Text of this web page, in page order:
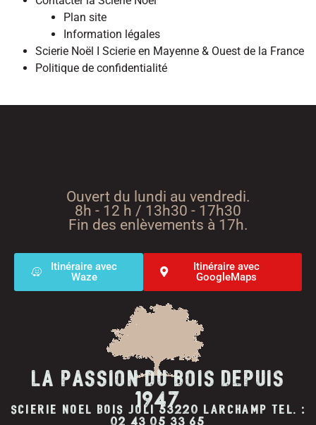
Plan site
Information légales
Scierie Noël I Scierie en Mayenne & Ouest de la France
Politique de confidentialité
Ouvert du lundi au vendredi.
8h - 12 h / 13h30 - 17h30
Fin des enlèvements à 17h.
Itinéraire avec
Waze
Itinéraire avec
GoogleMaps
la passion du bois depuis
1947
ScieRIE NoEL BOIS JOLI 53220 LARCHAMP TeL. :
02 43 05 33 65